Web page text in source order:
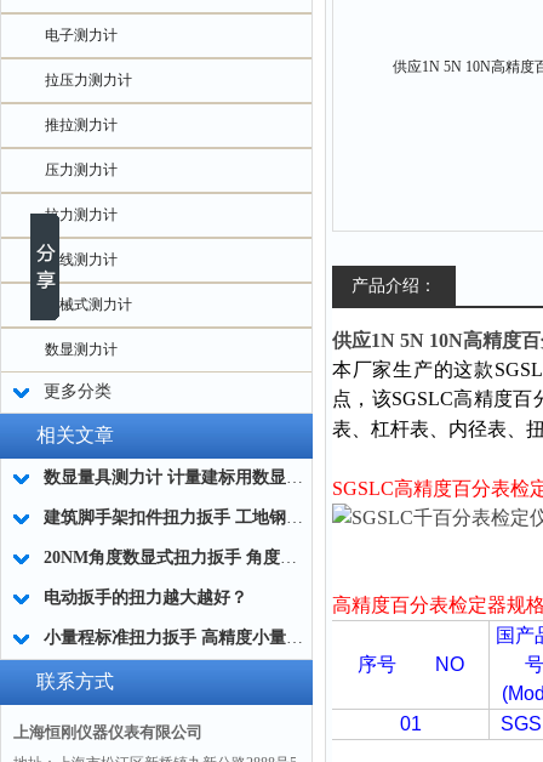
电子测力计
拉压力测力计
推拉测力计
压力测力计
拉力测力计
无线测力计
机械式测力计
数显测力计
更多分类
相关文章
数显量具测力计 计量建标用数显量仪测力计 百分表千分表测力计
建筑脚手架扣件扭力扳手 工地钢管扣件紧固扳手SGSX-100
20NM角度数显式扭力扳手 角度型电子扭力扳手 带角度扭力检测扳手品牌
电动扳手的扭力越大越好？
小量程标准扭力扳手 高精度小量程扭力扳手 微型标准扭力扳手厂家
联系方式
上海恒刚仪器仪表有限公司
产品介绍：
供应1N 5N 10N高精度
本厂家生产的这款
点，该SGSLC高精度
表、杠杆表、内径表、
SGSLC高精度百分表检
高精度百分表检定器规
序号 NO
国产
号
01